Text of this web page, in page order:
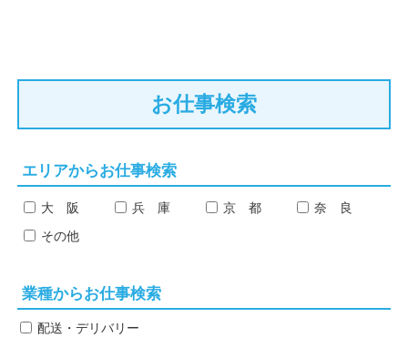
お仕事検索
エリアからお仕事検索
大 阪 兵 庫 京 都 奈 良
その他
業種からお仕事検索
配送・デリバリー